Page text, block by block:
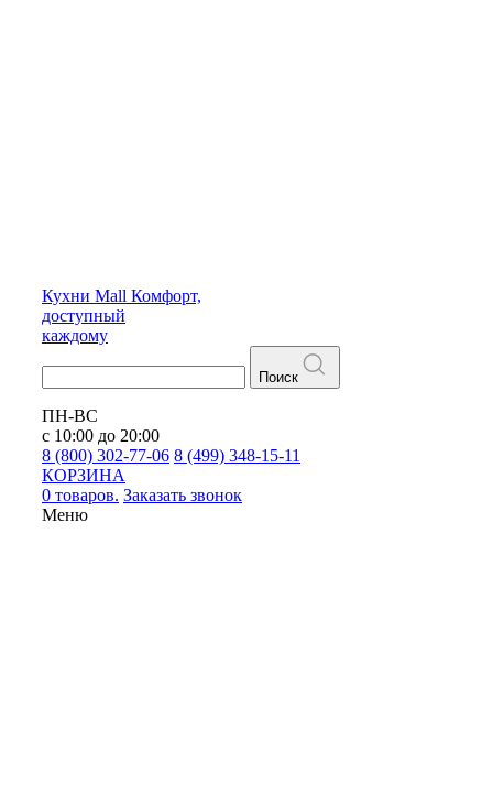
Кухни Mall Комфорт,
доступный
каждому
Поиск
ПН-ВС
с 10:00 до 20:00
8 (800) 302-77-06 8 (499) 348-15-11
КОРЗИНА
0 товаров. Заказать звонок
Меню